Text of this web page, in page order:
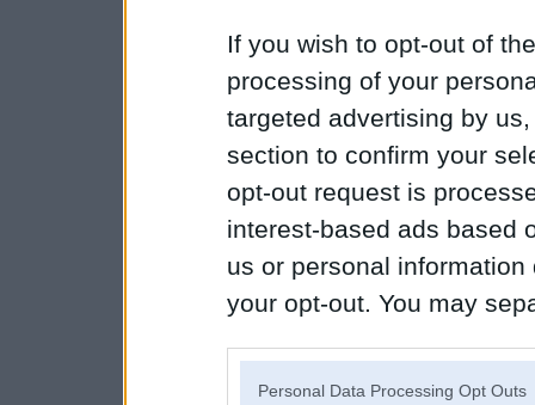
If you wish to opt-out of
processing of your
targeted advertising by
section to confirm your
opt-out request is
interest-based ads based
us or personal
your opt-out. You may
Personal Data Processing Opt Outs